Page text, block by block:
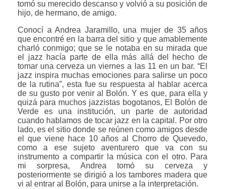
tomó su merecido descanso y volvió a su posición de
hijo, de hermano, de amigo.
Conocí a Andrea Jaramillo, una mujer de 35 años
que encontré en la barra del sitio y que amablemente
charló conmigo; que se le notaba en su mirada que
el jazz hacía parte de ella más allá del hecho de
tomar una cerveza un viernes a las 11 en un bar. “El
jazz inspira muchas emociones para salirse un poco
de la rutina”, esta fue su respuesta al hablar acerca
de su gusto por venir al Bolón. Y es que, para ella y
quizá para muchos jazzistas bogotanos, El Bolón de
Verde es una institución, un parte de autoridad
cuando hablamos de tocar jazz en la capital. Por otro
lado, es el sitio donde se reúnen como amigos desde
el que viene hace 10 años al Chorro de Quevedo,
como a ese sujeto aventurero que va con su
instrumento a compartir la música con el otro. Para
mi sorpresa, Andrea tomó su cerveza y
posteriormente se dirigió a los tambores madera que
vi al entrar al Bolón, para unirse a la interpretación.